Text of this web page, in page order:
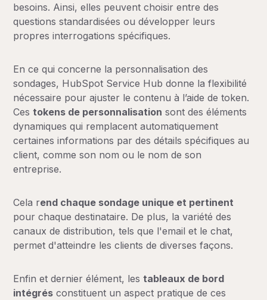
besoins. Ainsi, elles peuvent choisir entre des
questions standardisées ou développer leurs
propres interrogations spécifiques.
En ce qui concerne la personnalisation des
sondages, HubSpot Service Hub donne la flexibilité
nécessaire pour ajuster le contenu à l’aide de token.
Cestokens de personnalisation sont des éléments
dynamiques qui remplacent automatiquement
certaines informations par des détails spécifiques au
client, comme son nom ou le nom de son
entreprise.
Cela rend chaque sondage unique et pertinent
pour chaque destinataire. De plus, la variété des
canaux de distribution, tels que l'email et le chat,
permet d'atteindre les clients de diverses façons.
Enfin et dernier élément, lestableaux de bord
intégrés constituent un aspect pratique de ces